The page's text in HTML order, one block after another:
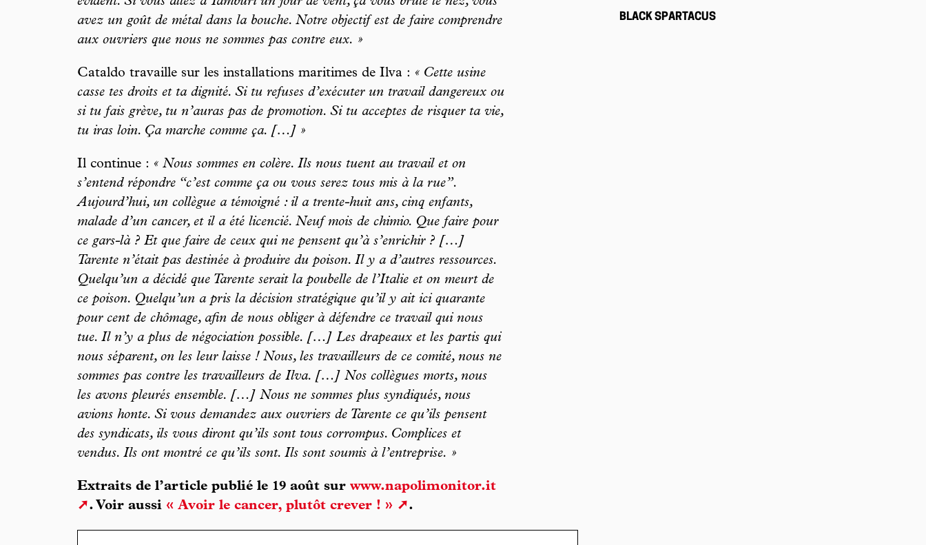
avez un goût de métal dans la bouche. Notre objectif est de faire comprendre
aux ouvriers que nous ne sommes pas contre eux. »
Cataldo travaille sur les installations maritimes de Ilva : « Cette usine
casse tes droits et ta dignité. Si tu refuses d’exécuter un travail dangereux ou
si tu fais grève, tu n’auras pas de promotion. Si tu acceptes de risquer ta vie,
tu iras loin. Ça marche comme ça. […] »
Il continue : « Nous sommes en colère. Ils nous tuent au travail et on
s’entend répondre “c’est comme ça ou vous serez tous mis à la rue”.
Aujourd’hui, un collègue a témoigné : il a trente-huit ans, cinq enfants,
malade d’un cancer, et il a été licencié. Neuf mois de chimio. Que faire pour
ce gars-là ? Et que faire de ceux qui ne pensent qu’à s’enrichir ? […]
Tarente n’était pas destinée à produire du poison. Il y a d’autres ressources.
Quelqu’un a décidé que Tarente serait la poubelle de l’Italie et on meurt de
ce poison. Quelqu’un a pris la décision stratégique qu’il y ait ici quarante
pour cent de chômage, afin de nous obliger à défendre ce travail qui nous
tue. Il n’y a plus de négociation possible. […] Les drapeaux et les partis qui
nous séparent, on les leur laisse ! Nous, les travailleurs de ce comité, nous ne
sommes pas contre les travailleurs de Ilva. […] Nos collègues morts, nous
les avons pleurés ensemble. […] Nous ne sommes plus syndiqués, nous
avions honte. Si vous demandez aux ouvriers de Tarente ce qu’ils pensent
des syndicats, ils vous diront qu’ils sont tous corrompus. Complices et
vendus. Ils ont montré ce qu’ils sont. Ils sont soumis à l’entreprise. »
Extraits de l’article publié le 19 août sur www.napolimonitor.it
. Voir aussi « Avoir le cancer, plutôt crever ! » .
BLACK SPARTACUS